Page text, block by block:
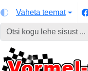
Vaheta teemat